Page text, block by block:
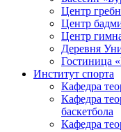
Центр
Центр
Центр
Деревня
Гостиница
Институт спорта
Кафедра
Кафедра
баскетбола
Кафедра